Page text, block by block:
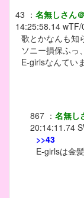
43 ： 名無しさん
14:25:58.14 wTF/
歌とかなんも知
ソニー損保ふっ
E-girlsなんてい
867 ： 名無し
20:14:11.74
>>43
E-girlsは金